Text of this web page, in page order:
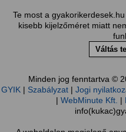
Te most a
kisebb kijelzőméret miatt
Váltás
Minden jog fenntartva ©
GYIK| Szabályzat| Jogi
| WebMinute Kft. |